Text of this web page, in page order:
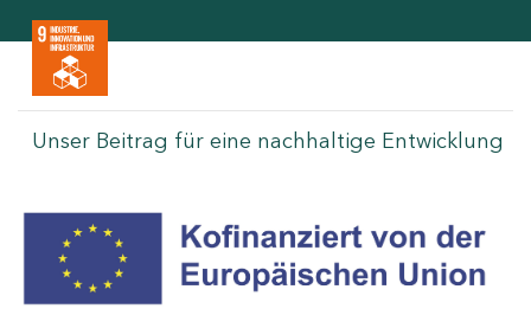
Unser Beitrag für eine nachhaltige Entwicklung